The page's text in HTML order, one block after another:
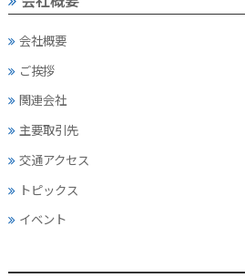
会社概要
ご挨拶
関連会社
主要取引先
交通アクセス
トピックス
イベント